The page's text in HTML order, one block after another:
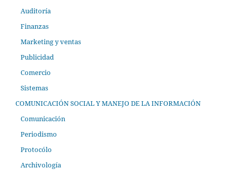
Auditoría
Finanzas
Marketing y ventas
Publicidad
Comercio
Sistemas
COMUNICACIÓN SOCIAL Y MANEJO DE LA INFORMACIÓN
Comunicación
Periodismo
Protocólo
Archivología